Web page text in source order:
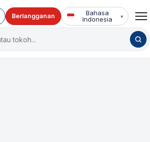
Berlangganan
Bahasa
Indonesia
▾